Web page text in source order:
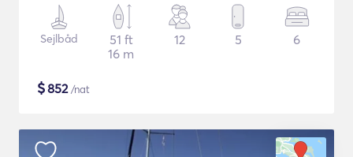
Sejlbåd
51 ft
16 m
12 5 6
$852/nat